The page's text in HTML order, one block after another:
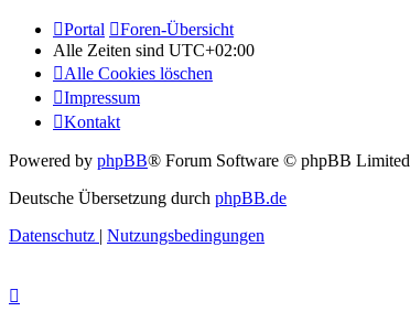
Portal
Foren-Übersicht
Alle Zeiten sind UTC+02:00
Alle Cookies löschen
Impressum
Kontakt
Powered by phpBB® Forum Software © phpBB Limited
Deutsche Übersetzung durch phpBB.de
Datenschutz | Nutzungsbedingungen